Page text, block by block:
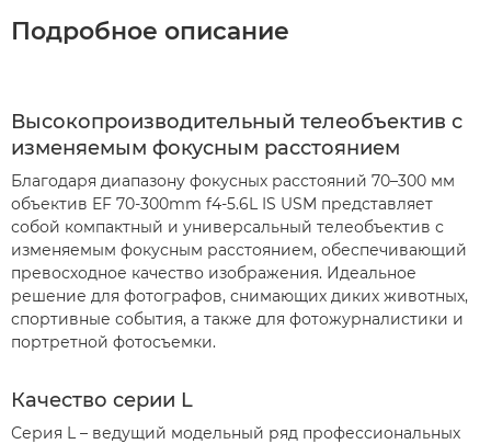
Подробное описание
Высокопроизводительный телеобъектив с
изменяемым фокусным расстоянием
Благодаря диапазону фокусных расстояний 70–300 мм
объектив EF 70-300mm f4-5.6L IS USM представляет
собой компактный и универсальный телеобъектив с
изменяемым фокусным расстоянием, обеспечивающий
превосходное качество изображения. Идеальное
решение для фотографов, снимающих диких животных,
спортивные события, а также для фотожурналистики и
портретной фотосъемки.
Качество серии L
Серия L – ведущий модельный ряд профессиональных